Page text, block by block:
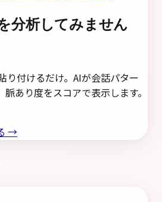
分析してみません
り付けるだけ。AIが会話パター
あり度をスコアで表示します。
→